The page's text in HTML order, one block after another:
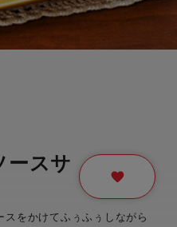
ースサ
をかけてふぅふぅしながら